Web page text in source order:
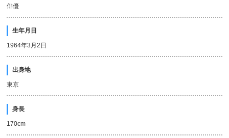
俳優
生年月日
1964年3月2日
出身地
東京
身長
170cm